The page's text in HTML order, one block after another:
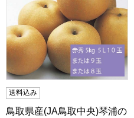
送料込み
鳥取県産(JA鳥取中央)琴浦の